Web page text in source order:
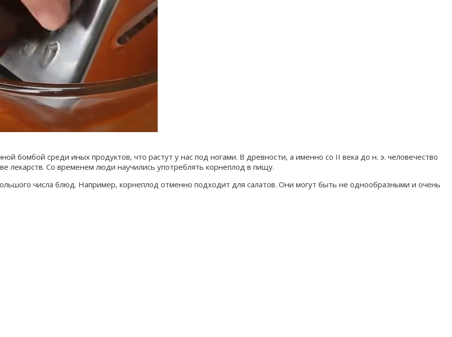
бомбой среди иных продуктов, что растут у нас под ногами. В древности, а именно со II века до н. э. человечество
лекарств. Со временем люди научились употреблять корнеплод в пищу.
числа блюд. Например, корнеплод отменно подходит для салатов. Они могут быть не однообразными и очень